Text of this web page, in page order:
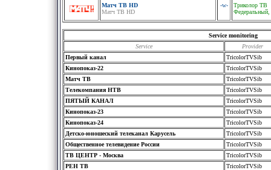
Матч ТВ HD
Матч ТВ HD
-w-
Триколор ТВ
Федеральный,
Service monitoring
Service
Provider
Первый канал
TricolorTVSib
Кинопоказ-22
TricolorTVSib
Матч ТВ
TricolorTVSib
Телекомпания НТВ
TricolorTVSib
ПЯТЫЙ КАНАЛ
TricolorTVSib
Кинопоказ-23
TricolorTVSib
Кинопоказ-24
TricolorTVSib
Детско-юношеский телеканал Карусель
TricolorTVSib
Общественное телевидение России
TricolorTVSib
ТВ ЦЕНТР - Москва
TricolorTVSib
РЕН ТВ
TricolorTVSib